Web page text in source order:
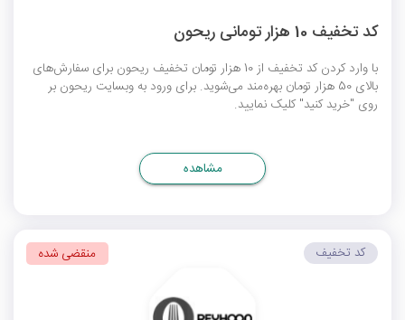
کد تخفیف 10 هزار تومانی ریحون
با وارد کردن کد تخفیف از 10 هزار تومان تخفیف ریحون برای سفارش‌های
بالای 50 هزار تومان بهره‌مند می‌شوید. برای ورود به وبسایت ریحون بر
روی "خرید کنید" کلیک نمایید.
مشاهده
کد تخفیف منقضی شده